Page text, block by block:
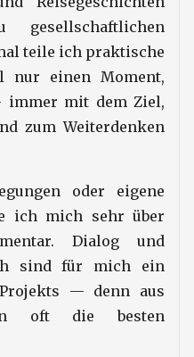
gesellschaftlichen
teile ich praktische
nur einen Moment,
immer mit dem Ziel,
zum Weiterdenken
oder eigene
ich mich sehr über
Dialog und
sind für mich ein
— denn aus
oft die besten